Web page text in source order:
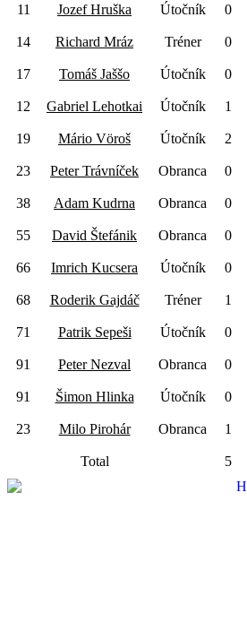
11 Jozef Hruška Útočník 0
14 Richard Mráz Tréner 0
17 Tomáš Jaššo Útočník 0
12 Gabriel Lehotkai Útočník 1
19 Mário Vöroš Útočník 2
23 Peter Trávníček Obranca 0
38 Adam Kudrna Obranca 0
55 David Štefánik Obranca 0
66 Imrich Kucsera Útočník 0
68 Roderik Gajdáč Tréner 1
71 Patrik Sepeši Útočník 0
91 Peter Nezval Obranca 0
91 Šimon Hlinka Útočník 0
23 Milo Pirohár Obranca 1
Total 5